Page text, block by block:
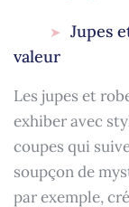
Jupes
valeur
Les jupes et
exhiber avec
coupes qui
soupçon de
par exemple,